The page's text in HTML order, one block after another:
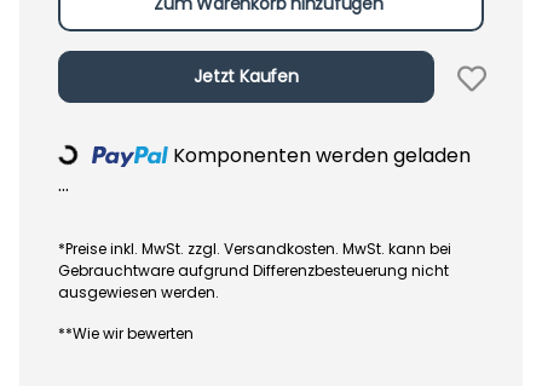
Jetzt Kaufen
Loading...
Komponenten werden geladen
...
*Preise inkl. MwSt. zzgl. Versandkosten. MwSt. kann bei
Gebrauchtware aufgrund Differenzbesteuerung nicht
ausgewiesen werden.
**Wie wir bewerten